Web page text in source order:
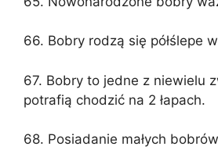
66. Bobry rodzą się półślepe
67. Bobry to jedne z niewielu
potrafią chodzić na 2 łapach.
68. Posiadanie małych